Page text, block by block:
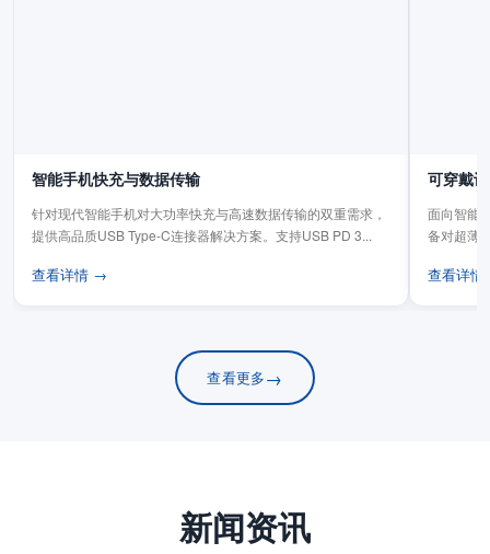
智能手机快充与数据传输
针对现代智能手机对大功率快充与高速数据传输的双重需求，
提供高品质USB Type-C连接器解决方案。支持USB PD 3...
查看详情 →
可穿戴
面向智能
备对超薄
查看详
查看更多→
新闻资讯